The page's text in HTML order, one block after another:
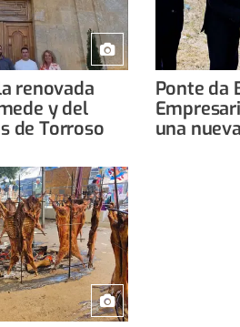
renovada
y del
de Torroso
Ponte da
una